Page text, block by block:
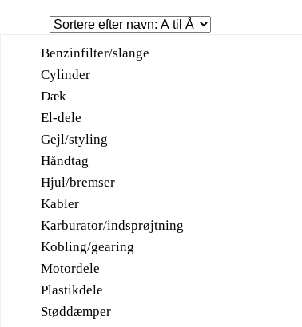
Benzinfilter/slange
Cylinder
Dæk
El-dele
Gejl/styling
Håndtag
Hjul/bremser
Kabler
Karburator/indsprøjtning
Kobling/gearing
Motordele
Plastikdele
Støddæmper